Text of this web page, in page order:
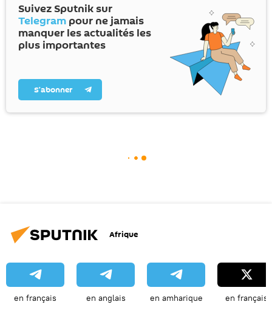
Suivez Sputnik sur
Telegram pour ne jamais
manquer les actualités les
plus importantes
S’abonner
Afrique
en français en anglais en amharique en français